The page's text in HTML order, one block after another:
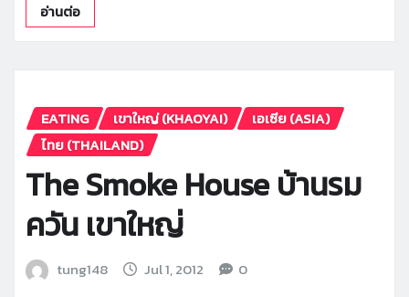
อ่านต่อ
EATING เขาใหญ่ (KHAOYAI)
เอเซีย (ASIA)
ไทย (THAILAND)
The Smoke House บ้านรม
ควัน เขาใหญ่
tung148 Jul 1, 2012 0